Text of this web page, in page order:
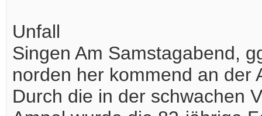
Unfall
Singen Am Samstagabend,
norden her kommend an der
Durch die in der schwachen